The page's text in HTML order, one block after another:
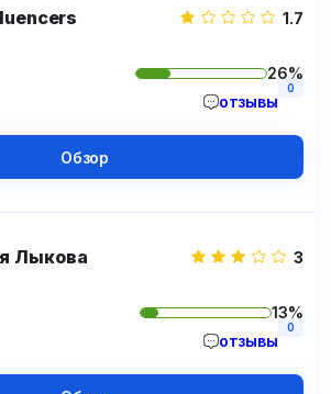
1.7
26%
отзывы
0
Обзор
Лыкова 3
13%
отзывы
0